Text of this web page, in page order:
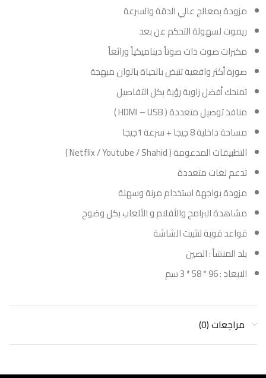
مزودة بمعالج عالي الدقة والسرعة
ريموت لسهولة التحكم عن بعد
مكبرات صوت ذات صوتاً ديناميكياً ورائعاً
صورة أكثر واقعية تنبض بالحياة بالوان مبهجة
تمنحك أفضل زاوية رؤية بكل التفاصيل
منافذ توصيل متعددة ( HDMI – USB )
مساحة داخلية 8 جيجا + سرعة 1جيجا
التطبيقات المدعومة ( Netflix / Youtube / Shahid )
تدعم لغات متعددة
مزودة بواجهة استخدام مرنة وسهلة
مشاهدة البرامج والأفلام و الألعاب بكل وضوح
قواعد قوية لتثبيت الشاشة
بلد المنشأ : الصين
الابعاد : 96 * 58 * 3 سم
مراجعات (0)